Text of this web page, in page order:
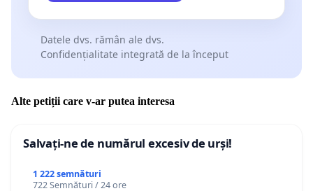
Datele dvs. rămân ale dvs.
Confidențialitate integrată de la început
Alte petiții care v-ar putea interesa
Salvați-ne de numărul excesiv de urși!
1 222 semnături
722 Semnături / 24 ore